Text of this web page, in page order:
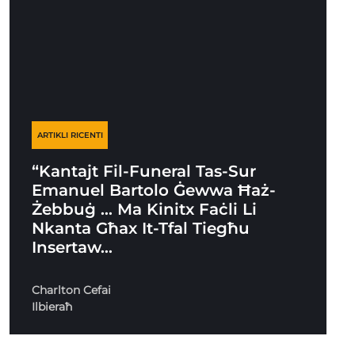
ARTIKLI RICENTI
“Kantajt Fil-Funeral Tas-Sur
Emanuel Bartolo Ġewwa Ħaż-
Żebbuġ … Ma Kinitx Faċli Li
Nkanta Għax It-Tfal Tiegħu
Insertaw…
Charlton Cefai
Ilbieraħ